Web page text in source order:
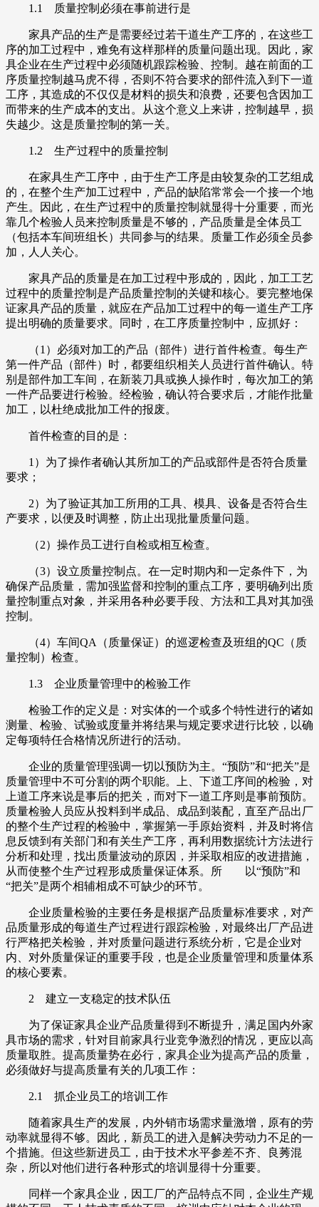
1.1 质量控制必须在事前进行是
家具产品的生产是需要经过若干道生产工序的，在这些工
序的加工过程中，难免有这样那样的质量问题出现。因此，家
具企业在生产过程中必须随机跟踪检验、控制。越在前面的工
序质量控制越马虎不得，否则不符合要求的部件流入到下一道
工序，其造成的不仅仅是材料的损失和浪费，还要包含因加工
而带来的生产成本的支出。从这个意义上来讲，控制越早，损
失越少。这是质量控制的第一关。
1.2 生产过程中的质量控制
在家具生产工序中，由于生产工序是由较复杂的工艺组成
的，在整个生产加工过程中，产品的缺陷常常会一个接一个地
产生。因此，在生产过程中的质量控制就显得十分重要，而光
靠几个检验人员来控制质量是不够的，产品质量是全体员工
（包括本车间班组长）共同参与的结果。质量工作必须全员参
加，人人关心。
家具产品的质量是在加工过程中形成的，因此，加工工艺
过程中的质量控制是产品质量控制的关键和核心。要完整地保
证家具产品的质量，就应在产品加工过程中的每一道生产工序
提出明确的质量要求。同时，在工序质量控制中，应抓好：
（1）必须对加工的产品（部件）进行首件检查。每生产
第一件产品（部件）时，都要组织相关人员进行首件确认。特
别是部件加工车间，在新装刀具或换人操作时，每次加工的第
一件产品要进行检验。经检验，确认符合要求后，才能作批量
加工，以杜绝成批加工件的报废。
首件检查的目的是：
1）为了操作者确认其所加工的产品或部件是否符合质量
要求；
2）为了验证其加工所用的工具、模具、设备是否符合生
产要求，以便及时调整，防止出现批量质量问题。
（2）操作员工进行自检或相互检查。
（3）设立质量控制点。在一定时期内和一定条件下，为
确保产品质量，需加强监督和控制的重点工序，要明确列出质
量控制重点对象，并采用各种必要手段、方法和工具对其加强
控制。
（4）车间QA（质量保证）的巡逻检查及班组的QC（质
量控制）检查。
1.3 企业质量管理中的检验工作
检验工作的定义是：对实体的一个或多个特性进行的诸如
测量、检验、试验或度量并将结果与规定要求进行比较，以确
定每项特任合格情况所进行的活动。
企业的质量管理强调一切以预防为主。“预防”和“把关”是
质量管理中不可分割的两个职能。上、下道工序间的检验，对
上道工序来说是事后的把关，而对下一道工序则是事前预防。
质量检验人员应从投料到半成品、成品到装配，直至产品出厂
的整个生产过程的检验中，掌握第一手原始资料，并及时将信
息反馈到有关部门和有关生产工序，再利用数据统计方法进行
分析和处理，找出质量波动的原因，并采取相应的改进措施，
从而使整个生产过程形成质量保证体系。所 以“预防”和
“把关”是两个相辅相成不可缺少的环节。
企业质量检验的主要任务是根据产品质量标准要求，对产
品质量形成的每道生产过程进行跟踪检验，对最终出厂产品进
行严格把关检验，并对质量问题进行系统分析，它是企业对
内、对外质量保证的重要手段，也是企业质量管理和质量体系
的核心要素。
2 建立一支稳定的技术队伍
为了保证家具企业产品质量得到不断提升，满足国内外家
具市场的需求，针对目前家具行业竞争激烈的情况，更应以高
质量取胜。提高质量势在必行，家具企业为提高产品的质量，
必须做好与提高质量有关的几项工作：
2.1 抓企业员工的培训工作
随着家具生产的发展，内外销市场需求量激增，原有的劳
动率就显得不够。因此，新员工的进入是解决劳动力不足的一
个措施。但这些新进员工，由于技术水平参差不齐、良莠混
杂，所以对他们进行各种形式的培训显得十分重要。
同样一个家具企业，因工厂的产品特点不同，企业生产规